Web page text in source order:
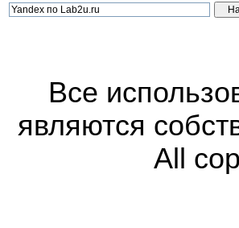
Все
являются
All